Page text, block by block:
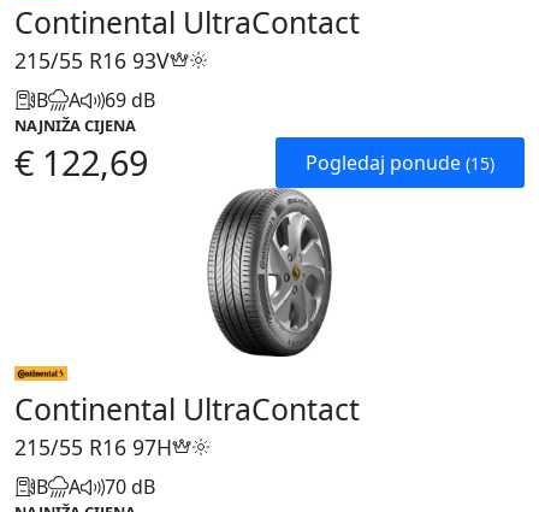
Continental UltraContact
215/55 R16 93V
B A 69 dB
NAJNIŽA CIJENA
€ 122,69 Pogledaj ponude (15)
Continental UltraContact
215/55 R16 97H
B A 70 dB